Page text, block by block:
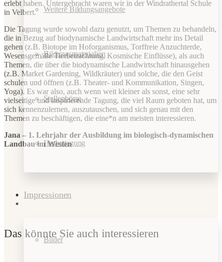
Weitere Bildungsangebote
Bildungsmaterialien
Stellenbörse
Herbsttagung
Impressionen
Bilder
erlebt haben. Untergebracht waren wir in der Windrathertal Schule
in Velbert.
Die Tagung wurde sowohl dazu genutzt, um Themen zu behandeln,
die in Bezug auf biodynamische Landwirtschaft mehr ins Detail
gehen (z.B. Biotope im Hoforganismus, Torffreie Anzuchterde,
Wesensgemäße Tierbetrachtung, Kosmische Einflüsse), als auch
Themen, die über die biodynamische Landwirtschaft hinausgehen
(z.B. Market Gardening, Wildkräuter) und solche, die den Geist
schulen und öffnen (z.B. Theater- und Kommunikation, Singen,
Yoga). Es war also, auch wenn weit kleiner als sonst, eine sehr
vielseitige und inspirierende Tagung, die viel Raum geboten hat, um
sich kennenzulernen, auszutauschen, und sich genau mit den
Themen zu beschäftigen, die eine*n am meisten interessieren.
Jana – 1. Lehrjahr der Ausbildung im biologisch-dynamischen
Landbau im Westen
Das könnte Sie auch interessieren